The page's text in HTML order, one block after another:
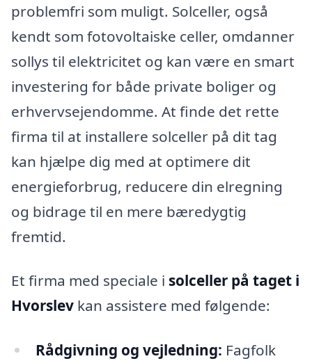
problemfri som muligt. Solceller, også
kendt som fotovoltaiske celler, omdanner
sollys til elektricitet og kan være en smart
investering for både private boliger og
erhvervsejendomme. At finde det rette
firma til at installere solceller på dit tag
kan hjælpe dig med at optimere dit
energieforbrug, reducere din elregning
og bidrage til en mere bæredygtig
fremtid.
Et firma med speciale i solceller på taget i
Hvorslev kan assistere med følgende:
Rådgivning og vejledning: Fagfolk